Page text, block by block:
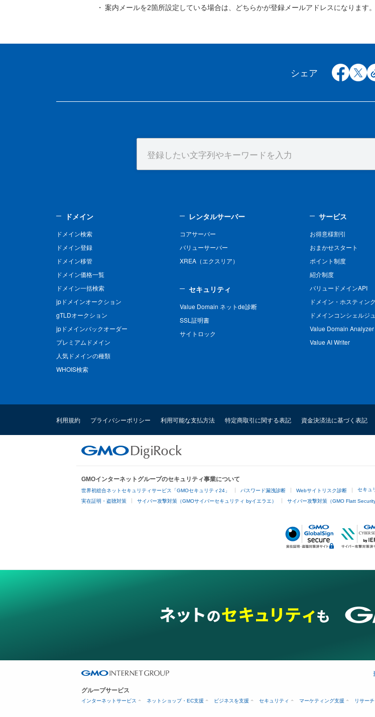
案内メールを2箇所設定している場合は、どちらかが登録メールアドレスになります。
シェア x
ドメイン
ドメイン検索
ドメイン登録
ドメイン移管
ドメイン価格一覧
ドメイン一括検索
jpドメインオークション
gTLDオークション
jpドメインバックオーダー
プレミアムドメイン
人気ドメインの種類
WHOIS検索
レンタルサーバー
コアサーバー
バリューサーバー
XREA（エクスリア）
セキュリティ
Value Domain ネットde診断
SSL証明書
サイトロック
サービス
お得意様割引
おまかせスタート
ポイント制度
紹介制度
バリュードメインAPI
ドメイン・ホスティン
ドメインコンシェルジュ
Value Domain Analyzer
Value AI Writer
利用規約 プライバシーポリシー 利用可能な支払方法 特定商取引に関する表記 資金決済法に基づく表記
GMOインターネットグループのセキュリティ事業について
世界初総合ネットセキュリティサービス「GMOセキュリティ24」 パスワード漏洩診断 Webサイトリスク診断 セキュ
実在証明・盗聴対策 サイバー攻撃対策（GMOサイバーセキュリティ byイエラエ） サイバー攻撃対策（GMO Flatt Security
グループサービス
インターネットサービス ネットショップ・EC支援 ビジネスを支援 セキュリティ マーケティング支援 リサーチ